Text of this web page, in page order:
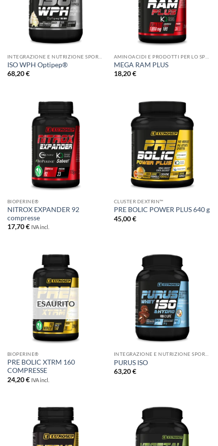
ISO WPH Optipep®
68,20€
MEGA RAM PLUS
18,20€
BIOPERINE®
NITROX EXPANDER 92
compresse
17,70€ IVA incl.
CLUSTER DEXTRIN™
PRE BOLIC POWER PLUS 640 g
45,00€
ESAURITO
BIOPERINE®
PRE BOLIC XTRM 160
COMPRESSE
24,20€ IVA incl.
INTEGRAZIONE E NUTRIZIONE SPORTIVA
PURUS ISO
63,20€